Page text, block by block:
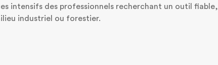
intensifs des professionnels recherchant un outil fiable,
industriel ou forestier.